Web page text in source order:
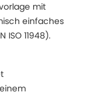
mit
einfaches
ISO 11948).